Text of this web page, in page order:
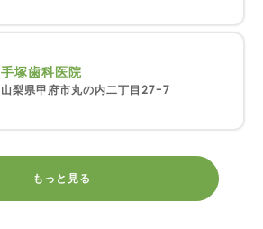
手塚歯科医院
山梨県甲府市丸の内二丁目27-7
もっと見る